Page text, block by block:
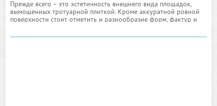
Прежде всего – это эстетичность внешнего вида площадок,
вымощенных тротуарной плиткой. Кроме аккуратной ровной
поверхности стоит отметить и разнообразие форм, фактур и